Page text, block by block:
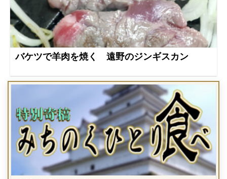
バケツで羊肉を焼く 遠野のジンギスカン